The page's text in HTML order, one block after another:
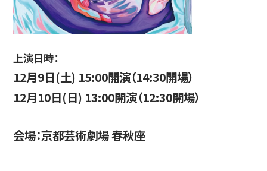
上演日時：
12月9日(土) 15:00開演（14:30開場）
12月10日(日) 13:00開演（12:30開場）
会場：京都芸術劇場 春秋座